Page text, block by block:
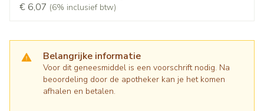
€ 6,07 (6% inclusief btw)
Belangrijke informatie
Voor dit geneesmiddel is een voorschrift nodig. Na
beoordeling door de apotheker kan je het komen
afhalen en betalen.